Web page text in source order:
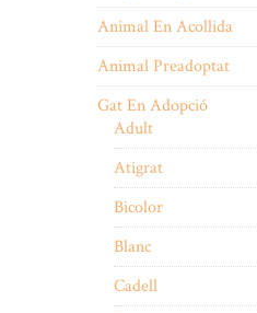
Animal En Acollida
Animal Preadoptat
Gat En Adopció
Adult
Atigrat
Bicolor
Blanc
Cadell